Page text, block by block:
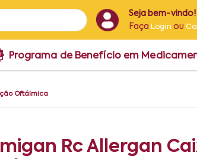
Seja bem-vindo!
Faça Login ou
Programa de Benefício em
Oftálmica
Rc Allergan